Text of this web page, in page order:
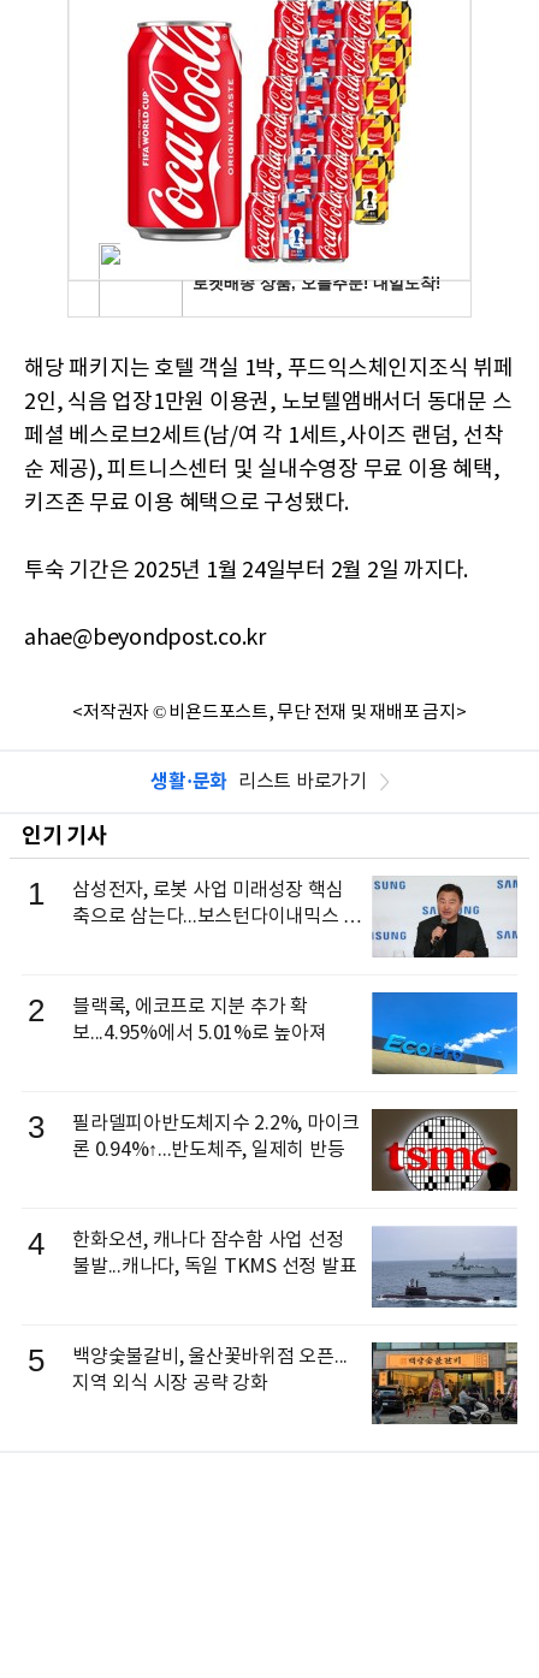
해당 패키지는 호텔 객실 1박, 푸드익스체인지조식 뷔페
2인, 식음 업장1만원 이용권, 노보텔앰배서더 동대문 스
페셜 베스로브2세트(남/여 각 1세트,사이즈 랜덤, 선착
순 제공), 피트니스센터 및 실내수영장 무료 이용 혜택,
키즈존 무료 이용 혜택으로 구성됐다.
투숙 기간은 2025년 1월 24일부터 2월 2일 까지다.
ahae@beyondpost.co.kr
<저작권자 © 비욘드포스트, 무단 전재 및 재배포 금지>
생활·문화 리스트 바로가기
인기 기사
1
삼성전자, 로봇 사업 미래성장 핵심
축으로 삼는다...보스턴다이내믹스 출
2
블랙록, 에코프로 지분 추가 확
보...4.95%에서 5.01%로 높아져
3
필라델피아반도체지수 2.2%, 마이크
론 0.94%↑...반도체주, 일제히 반등
4
한화오션, 캐나다 잠수함 사업 선정
불발...캐나다, 독일 TKMS 선정 발표
5
백양숯불갈비, 울산꽃바위점 오픈...
지역 외식 시장 공략 강화